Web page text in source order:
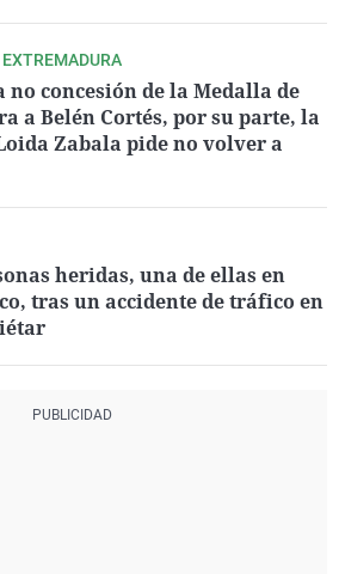
no concesión de la Medalla de
a Belén Cortés, por su parte, la
Zabala pide no volver a
heridas, una de ellas en
tras un accidente de tráfico en